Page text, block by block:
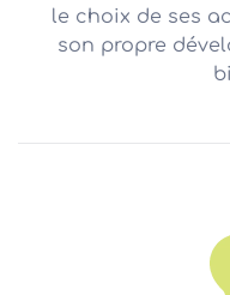
le choix de ses
son propre